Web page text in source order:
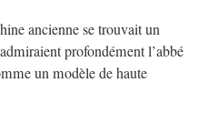
ancienne se trouvait un
profondément l’abbé
un modèle de haute